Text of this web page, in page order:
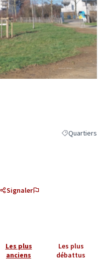
Filtrer les
Quartiers
Signaler
Les plus
anciens
Les plus
débattus